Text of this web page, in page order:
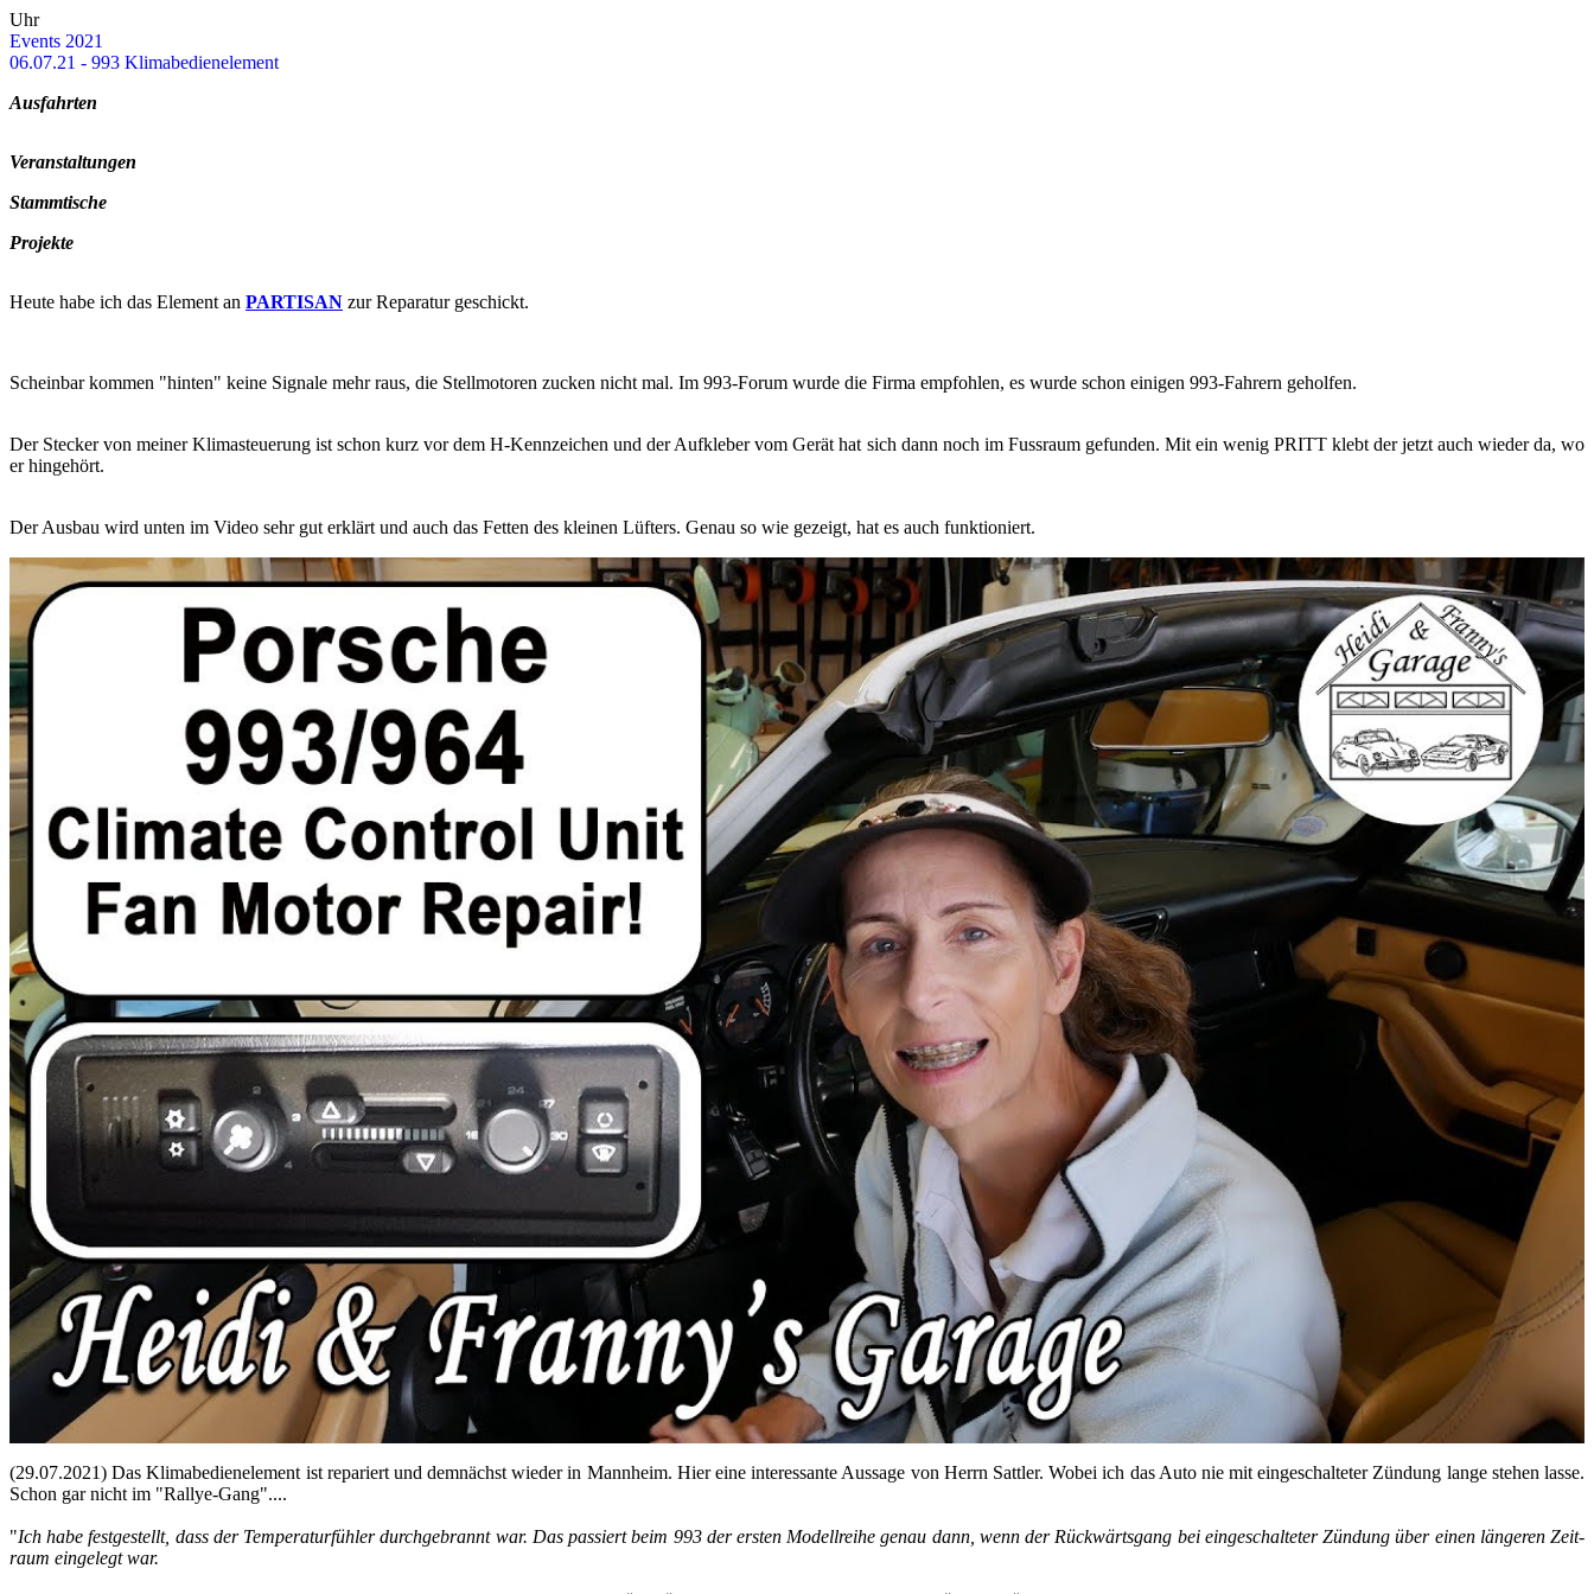
Uhr
Events 2021
06.07.21 - 993 Kli­ma­be­dien­ele­ment
Aus­fahr­ten
Ver­an­stal­tun­gen
Stamm­ti­sche
Pro­jek­te
Heute habe ich das Ele­ment an PARTIS­AN zur Re­pa­ra­tur ge­schickt.
Schein­bar kom­men "hin­ten" keine Si­gna­le mehr raus, die Stell­mo­to­ren zu­cken nicht mal. Im 993-​​​​​​​​​​​Forum wurde die Firma emp­foh­len, es wurde schon ei­ni­gen 993-​​​​​​​​​​​Fahrern ge­hol­fen.
Der Ste­cker von mei­ner Kli­ma­steue­rung ist schon kurz vor dem H-​​​​​​​​​​​Kennzeichen und der Auf­kle­ber vom Gerät hat sich dann noch im Fuss­raum ge­fun­den. Mit ein wenig PRITT klebt der jetzt auch wie­der da, wo
er hin­ge­hört.
Der Aus­bau wird unten im Video sehr gut er­klärt und auch das Fet­ten des klei­nen Lüf­ters. Genau so wie ge­zeigt, hat es auch funk­tio­niert.
(29.07.2021) Das Kli­ma­be­dien­ele­ment ist re­pa­riert und dem­nächst wie­der in Mann­heim. Hier eine in­ter­es­san­te Aus­sa­ge von Herrn Satt­ler. Wobei ich das Auto nie mit ein­ge­schal­te­ter Zün­dung lange ste­hen lasse.
Schon gar nicht im "Rallye-​​​​​​​​​​​Gang"....
"Ich habe fest­ge­stellt, dass der Tem­pe­ra­tur­füh­ler durch­ge­brannt war. Das pas­siert beim 993 der ers­ten Mo­dell­rei­he genau dann, wenn der Rück­wärts­gang bei ein­ge­schal­te­ter Zün­dung über einen län­ge­ren Zeit­
raum ein­ge­legt war.